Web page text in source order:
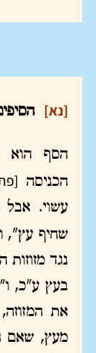
[נא]
הסף הוא
הכניסה
עשוי.
שחיף עץ",
נגד
בעץ ע"כ,
את
מעץ, שאם